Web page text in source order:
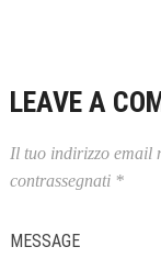
LEAVE A
Il tuo indirizzo email
contrassegnati *
MESSAGE